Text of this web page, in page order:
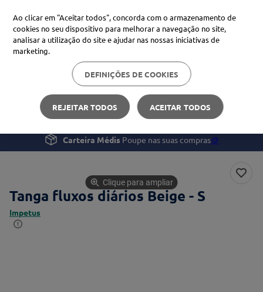
Procure no Marketplace Médis
Pesquisas mais comuns
xiaomi
Saúde Saúde da Mulher Tanga fluxos diários
Carteira Médis Poupe nas suas compras🪙
Tanga fluxos diários Beige - S
Impetus
Clique para ampliar
Ao clicar em "Aceitar todos", concorda com o armazenamento de
cookies no seu dispositivo para melhorar a navegação no site,
analisar a utilização do site e ajudar nas nossas iniciativas de
marketing.
DEFINIÇÕES DE COOKIES
REJEITAR TODOS ACEITAR TODOS